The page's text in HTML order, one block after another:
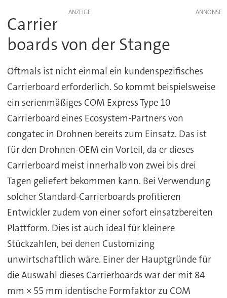
ANZEIGE
Carrier
boards von der Stange
Oftmals ist nicht einmal ein kundenspezifisches
Carrierboard erforderlich. So kommt beispielsweise
ein serienmäßiges COM Express Type 10
Carrierboard eines Ecosystem-Partners von
congatec in Drohnen bereits zum Einsatz. Das ist
für den Drohnen-OEM ein Vorteil, da er dieses
Carrierboard meist innerhalb von zwei bis drei
Tagen geliefert bekommen kann. Bei Verwendung
solcher Standard-Carrierboards profitieren
Entwickler zudem von einer sofort einsatzbereiten
Plattform. Dies ist auch ideal für kleinere
Stückzahlen, bei denen Customizing
unwirtschaftlich wäre. Einer der Hauptgründe für
die Auswahl dieses Carrierboards war der mit 84
mm × 55 mm identische Formfaktor zu COM